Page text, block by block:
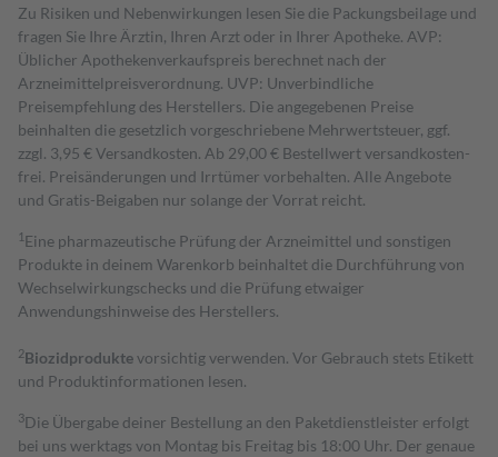
Zu Risiken und Nebenwirkungen lesen Sie die Packungsbeilage und
fragen Sie Ihre Ärztin, Ihren Arzt oder in Ihrer Apotheke. AVP:
Üblicher Apothekenverkaufspreis berechnet nach der
Arzneimittelpreisverordnung. UVP: Unverbindliche
Preisempfehlung des Herstellers. Die angegebenen Preise
beinhalten die gesetzlich vorgeschriebene Mehrwertsteuer, ggf.
zzgl. 3,95 € Versandkosten. Ab 29,00 € Bestell­wert versand­kosten­
frei. Preisänderungen und Irrtümer vorbehalten. Alle Angebote
und Gratis-Beigaben nur solange der Vorrat reicht.
1 Eine pharmazeutische Prüfung der Arzneimittel und sonstigen
Produkte in deinem Warenkorb beinhaltet die Durchführung von
Wechselwirkungschecks und die Prüfung etwaiger
Anwendungshinweise des Herstellers.
2Biozidproduktevorsichtig verwenden. Vor Gebrauch stets Etikett
und Produktinformationen lesen.
3Die Übergabe deiner Bestellung an den Paketdienstleister erfolgt
bei uns werktags von Montag bis Freitag bis 18:00 Uhr. Der genaue